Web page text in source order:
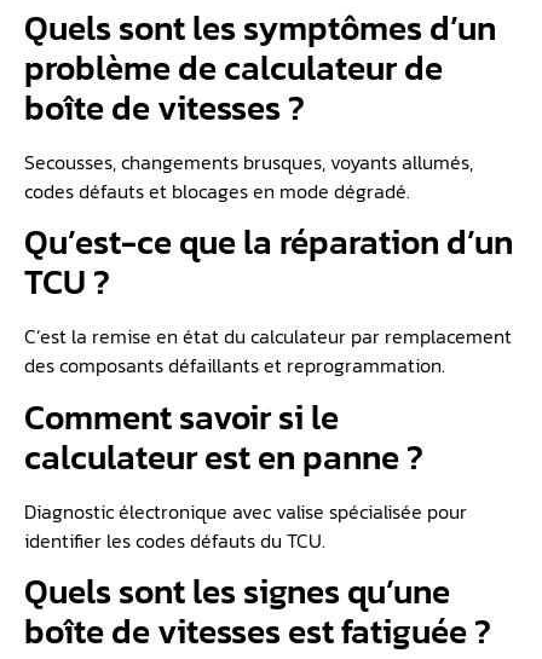
Quels sont les symptômes d’un
problème de calculateur de
boîte de vitesses ?
Secousses, changements brusques, voyants allumés,
codes défauts et blocages en mode dégradé.
Qu’est-ce que la réparation d’un
TCU ?
C’est la remise en état du calculateur par remplacement
des composants défaillants et reprogrammation.
Comment savoir si le
calculateur est en panne ?
Diagnostic électronique avec valise spécialisée pour
identifier les codes défauts du TCU.
Quels sont les signes qu’une
boîte de vitesses est fatiguée ?